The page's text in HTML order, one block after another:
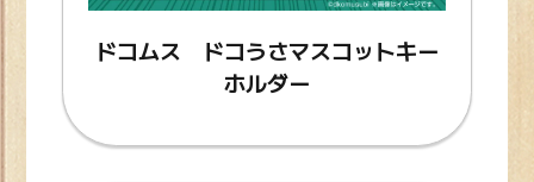
ドコムス ドコうさマスコットキー
ホルダー